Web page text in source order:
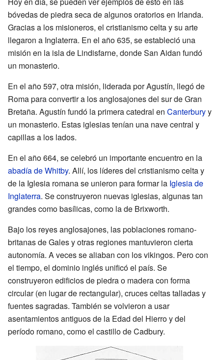
bóvedas de piedra seca de algunos oratorios en Irlanda.
Gracias a los misioneros, el cristianismo celta y su arte
llegaron a Inglaterra. En el año 635, se estableció una
misión en la isla de Lindisfarne, donde San Aidan fundó
un monasterio.
En el año 597, otra misión, liderada por Agustín, llegó de
Roma para convertir a los anglosajones del sur de Gran
Bretaña. Agustín fundó la primera catedral en Canterburyy
un monasterio. Estas iglesias tenían una nave central y
capillas a los lados.
En el año 664, se celebró un importante encuentro en la
abadía de Whitby. Allí, los líderes del cristianismo celta y
de la Iglesia romana se unieron para formar la Iglesia de
Inglaterra. Se construyeron nuevas iglesias, algunas tan
grandes como basílicas, como la de Brixworth.
Bajo los reyes anglosajones, las poblaciones romano-
britanas de Gales y otras regiones mantuvieron cierta
autonomía. A veces se aliaban con los vikingos. Pero con
el tiempo, el dominio inglés unificó el país. Se
construyeron edificios de piedra o madera con forma
circular (en lugar de rectangular), cruces celtas talladas y
fuentes sagradas. También se volvieron a usar
asentamientos antiguos de la Edad del Hierro y del
período romano, como el castillo de Cadbury.